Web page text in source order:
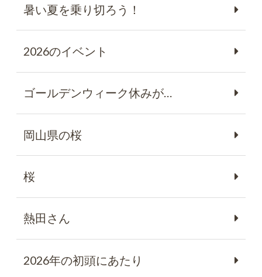
暑い夏を乗り切ろう！
2026のイベント
ゴールデンウィーク休みが…
岡山県の桜
桜
熱田さん
2026年の初頭にあたり